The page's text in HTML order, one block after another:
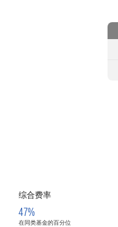
综合费率
47%
在同类基金的百分位